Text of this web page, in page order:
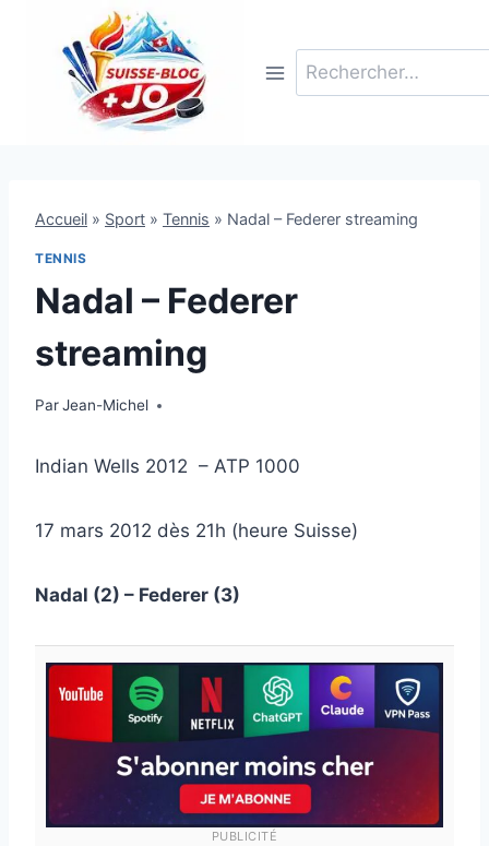
contenu
Rechercher :
Accueil » Sport » Tennis » Nadal – Federer streaming
TENNIS
Nadal – Federer
streaming
ParJean-Michel
17 mars 2012
Indian Wells 2012 – ATP 1000
17 mars 2012 dès 21h (heure Suisse)
Nadal (2) – Federer (3)
PUBLICITÉ